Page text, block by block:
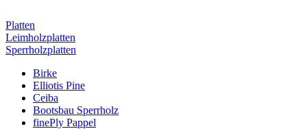
Platten
Leimholzplatten
Sperrholzplatten
Birke
Elliotis Pine
Ceiba
Bootsbau Sperrholz
finePly Pappel